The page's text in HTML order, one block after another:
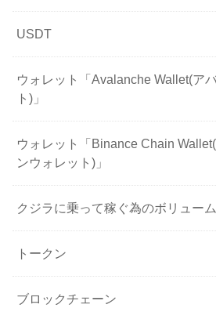
USDT
ウォレット「Avalanche Wallet(ア
ト)」
ウォレット「Binance Chain
ンウォレット)」
クジラに乗って稼ぐ為のボリュー
トークン
ブロックチェーン